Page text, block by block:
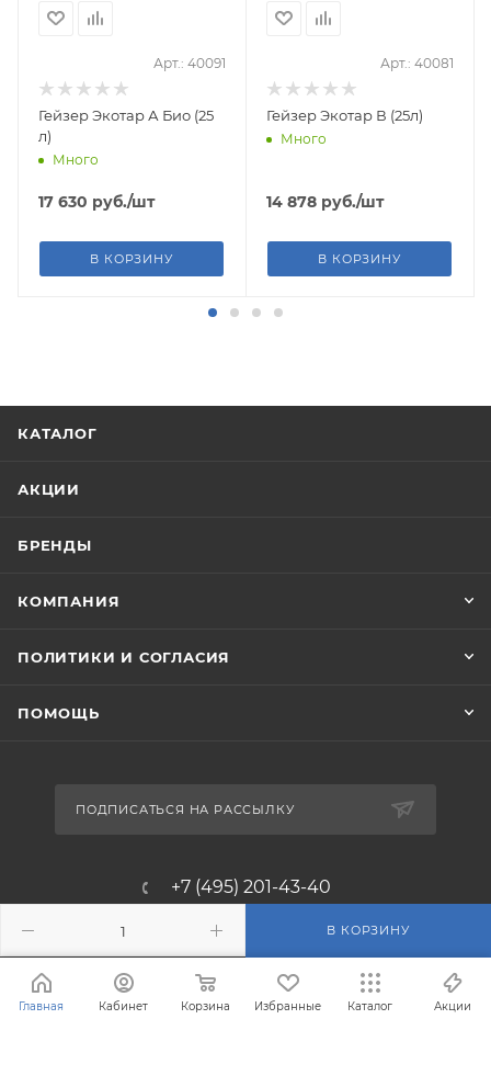
В КОРЗИНУ
Арт.: 40091
Гейзер Экотар А Био (25
л)
Много
17 630 руб./шт
В КОРЗИНУ
Арт.: 40081
Гейзер Экотар В (25л)
Много
14 878 руб./шт
В КОРЗИНУ
КАТАЛОГ
АКЦИИ
БРЕНДЫ
КОМПАНИЯ
ПОЛИТИКИ И СОГЛАСИЯ
ПОМОЩЬ
ПОДПИСАТЬСЯ НА РАССЫЛКУ
+7 (495) 201-43-40
info@filterosmos.ru
125008 г. Москва, проезд
Черепановых д.5
Главная Кабинет Корзина Избранные Каталог Акции